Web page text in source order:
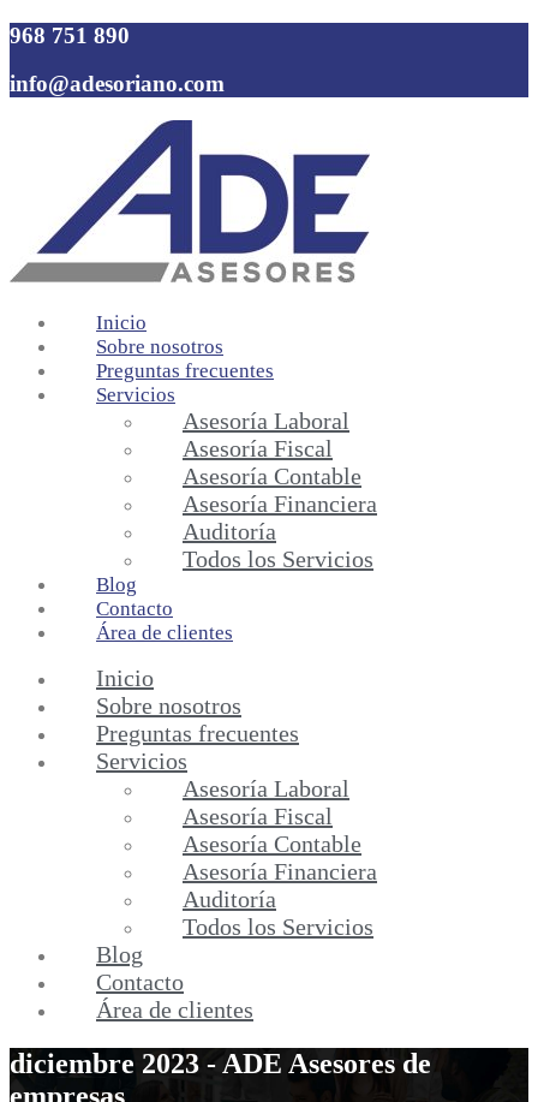
968 751 890
info@adesoriano.com
Inicio
Sobre nosotros
Preguntas frecuentes
Servicios
Asesoría Laboral
Asesoría Fiscal
Asesoría Contable
Asesoría Financiera
Auditoría
Todos los Servicios
Blog
Contacto
Área de clientes
Inicio
Sobre nosotros
Preguntas frecuentes
Servicios
Asesoría Laboral
Asesoría Fiscal
Asesoría Contable
Asesoría Financiera
Auditoría
Todos los Servicios
Blog
Contacto
Área de clientes
diciembre 2023 - ADE Asesores de